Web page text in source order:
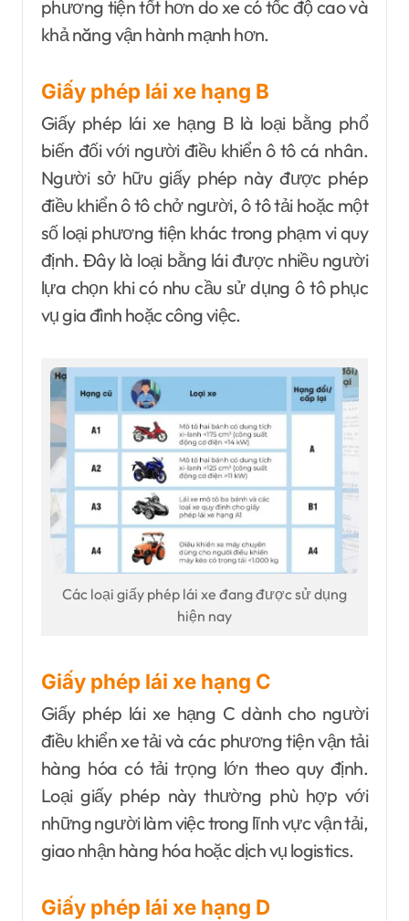
phương tiện tốt hơn do xe có tốc độ cao và
khả năng vận hành mạnh hơn.
Giấy phép lái xe hạng B
Giấy phép lái xe hạng B là loại bằng phổ
biến đối với người điều khiển ô tô cá nhân.
Người sở hữu giấy phép này được phép
điều khiển ô tô chở người, ô tô tải hoặc một
số loại phương tiện khác trong phạm vi quy
định. Đây là loại bằng lái được nhiều người
lựa chọn khi có nhu cầu sử dụng ô tô phục
vụ gia đình hoặc công việc.
Các loại giấy phép lái xe đang được sử dụng
hiện nay
Giấy phép lái xe hạng C
Giấy phép lái xe hạng C dành cho người
điều khiển xe tải và các phương tiện vận tải
hàng hóa có tải trọng lớn theo quy định.
Loại giấy phép này thường phù hợp với
những người làm việc trong lĩnh vực vận tải,
giao nhận hàng hóa hoặc dịch vụ logistics.
Giấy phép lái xe hạng D